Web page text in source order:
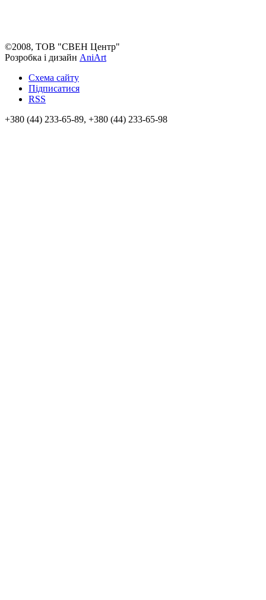
©2008, ТОВ "СВЕН Центр"
Розробка і дизайн AniArt
Схема сайту
Підписатися
RSS
+380 (44) 233-65-89, +380 (44) 233-65-98